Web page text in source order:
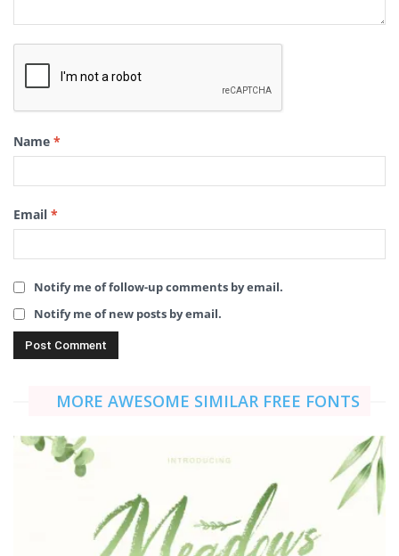
Name *
Email *
Notify me of follow-up comments by email.
Notify me of new posts by email.
MORE AWESOME SIMILAR FREE FONTS